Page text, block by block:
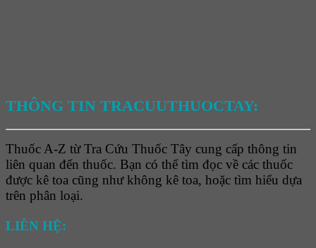
THÔNG TIN TRACUUTHUOCTAY:
Thuốc A-Z từ Tra Cứu Thuốc Tây cung cấp thông tin
liên quan đến thuốc. Bạn có thể tìm đọc về các thuốc
được kê toa cũng như không kê toa, hoặc tìm hiểu dựa
trên phân loại.
LIÊN HỆ: